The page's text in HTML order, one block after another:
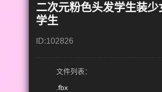
二次元粉色头发学生装少
学生
ID:102826
文件列表：
.fbx